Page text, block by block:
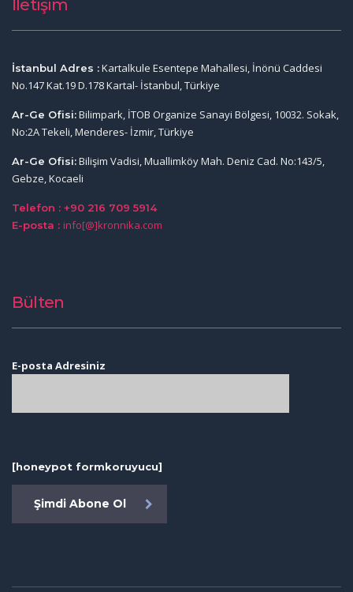
İletişim
İstanbul Adres :Kartalkule Esentepe Mahallesi, İnönü Caddesi
No.147 Kat.19 D.178 Kartal- İstanbul, Türkiye
Ar-Ge Ofisi:Bilimpark, İTOB Organize Sanayi Bölgesi, 10032. Sokak,
No:2A Tekeli, Menderes- İzmir, Türkiye
Ar-Ge Ofisi:Bilişim Vadisi, Muallimköy Mah. Deniz Cad. No:143/5,
Gebze, Kocaeli
Telefon : +90 216 709 5914
E-posta : info[@]kronnika.com
Bülten
E-posta Adresiniz
[honeypot formkoruyucu]
Şimdi Abone Ol